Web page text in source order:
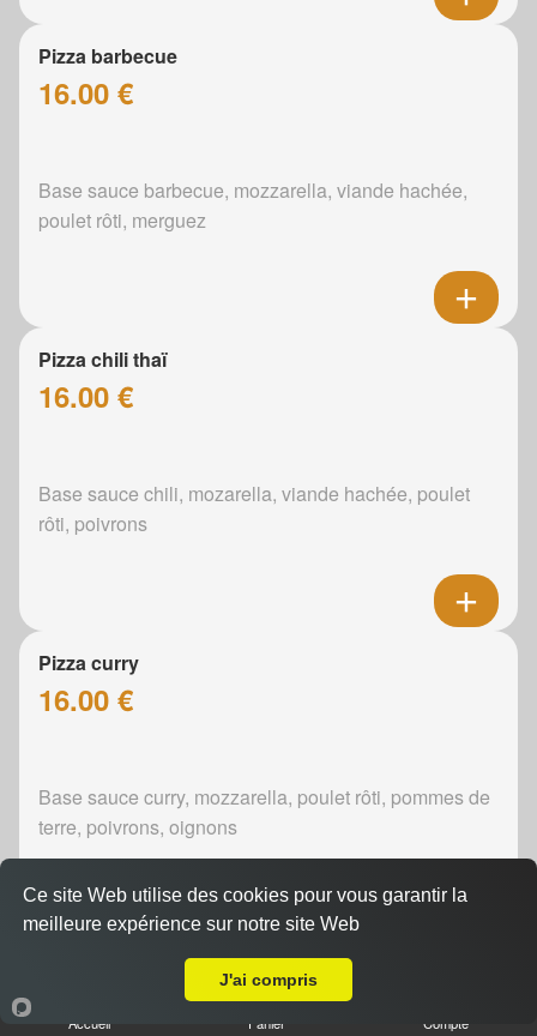
Pizza barbecue
16.00 €
Base sauce barbecue, mozzarella, viande hachée,
poulet rôti, merguez
Pizza chili thaï
16.00 €
Base sauce chili, mozarella, viande hachée, poulet
rôti, poivrons
Pizza curry
16.00 €
Base sauce curry, mozzarella, poulet rôti, pommes de
terre, poivrons, oignons
Accueil Panier Compte
Ce site Web utilise des cookies pour vous garantir la
meilleure expérience sur notre site Web
J'ai compris